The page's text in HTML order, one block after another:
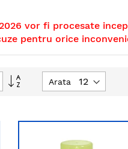
vor fi procesate
pentru orice
Setati
Arata